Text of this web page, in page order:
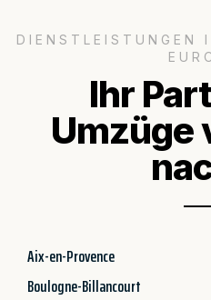
DIENSTLEISTUNGEN
Ihr
Umzüge
Aix-en-Provence
Boulogne-Billancourt